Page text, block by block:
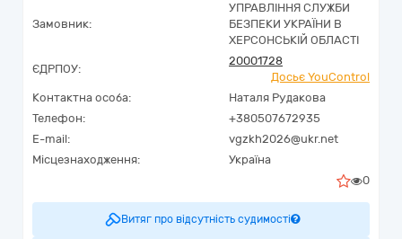
Замовник:
УПРАВЛІННЯ СЛУЖБИ
БЕЗПЕКИ УКРАЇНИ В
ХЕРСОНСЬКІЙ ОБЛАСТІ
ЄДРПОУ:
20001728
Досьє YouControl
Контактна особа:
Наталя Рудакова
Телефон:
+380507672935
E-mail:
vgzkh2026@ukr.net
Місцезнаходження:
Україна
0
Витяг про відсутність судимості